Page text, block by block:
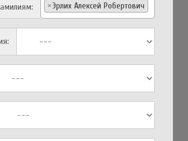
×Эрлих Алексей Робертович